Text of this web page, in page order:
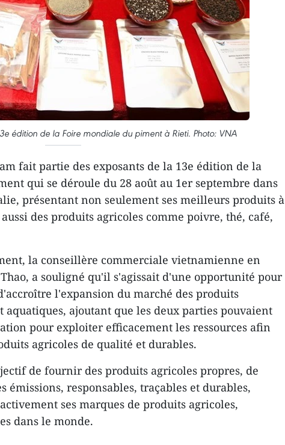
édition de la Foire mondiale du piment à Rieti. Photo: VNA
fait partie des exposants de la 13e édition de la
qui se déroule du 28 août au 1er septembre dans
présentant non seulement ses meilleurs produits à
des produits agricoles comme poivre, thé, café,
la conseillère commerciale vietnamienne en
a souligné qu'il s'agissait d'une opportunité pour
l'expansion du marché des produits
aquatiques, ajoutant que les deux parties pouvaient
pour exploiter efficacement les ressources afin
agricoles de qualité et durables.
de fournir des produits agricoles propres, de
émissions, responsables, traçables et durables,
ses marques de produits agricoles,
dans le monde.